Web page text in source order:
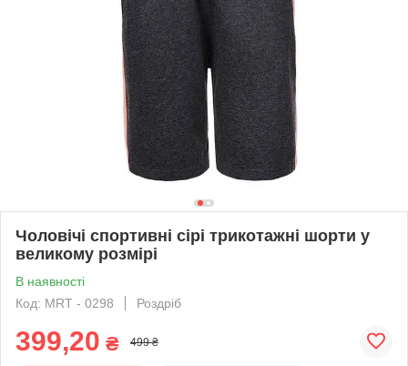
Чоловічі спортивні сірі трикотажні шорти у
великому розмірі
В наявності
Код: MRT - 0298
Роздріб
399,20 ₴ 499 ₴